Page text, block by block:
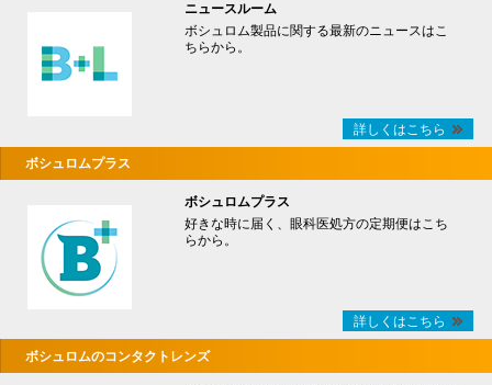
ニュースルーム
ボシュロム製品に関する最新のニュースはこ
ちらから。
詳しくはこちら
ボシュロムプラス
ボシュロムプラス
好きな時に届く、眼科医処方の定期便はこち
らから。
詳しくはこちら
ボシュロムのコンタクトレンズ